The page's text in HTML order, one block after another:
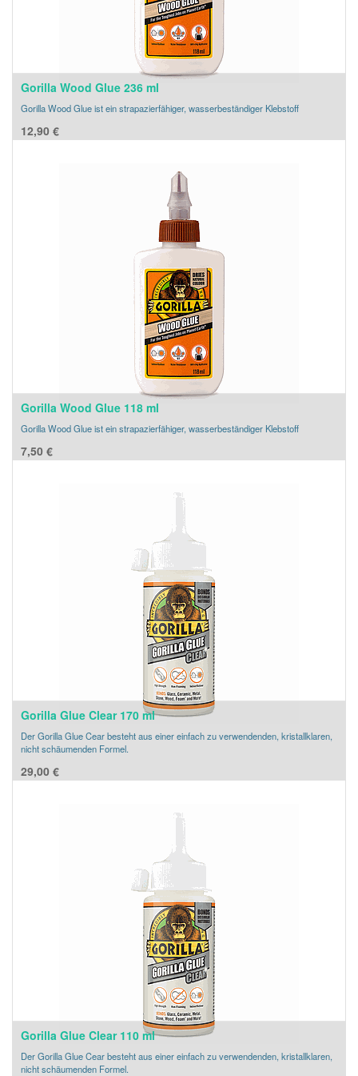
Gorilla Wood Glue 236 ml
Gorilla Wood Glue ist ein strapazierfähiger, wasserbeständiger Klebstoff
12,90 €
Gorilla Wood Glue 118 ml
Gorilla Wood Glue ist ein strapazierfähiger, wasserbeständiger Klebstoff
7,50 €
Gorilla Glue Clear 170 ml
Der Gorilla Glue Cear besteht aus einer einfach zu verwendenden, kristallklaren,
nicht schäumenden Formel.
29,00 €
Gorilla Glue Clear 110 ml
Der Gorilla Glue Cear besteht aus einer einfach zu verwendenden, kristallklaren,
nicht schäumenden Formel.